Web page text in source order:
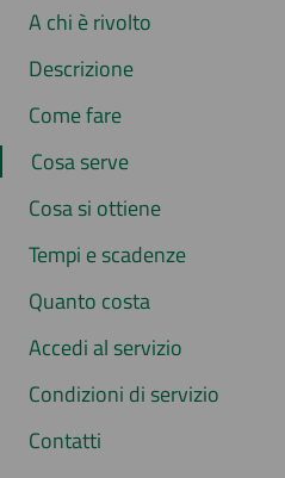
A chi è rivolto
Descrizione
Come fare
Cosa serve
Cosa si ottiene
Tempi e scadenze
Quanto costa
Accedi al servizio
Condizioni di servizio
Contatti